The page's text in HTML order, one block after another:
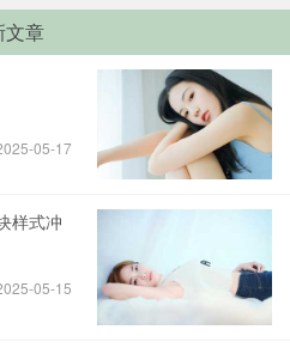
文章
05-17
样式冲
05-15